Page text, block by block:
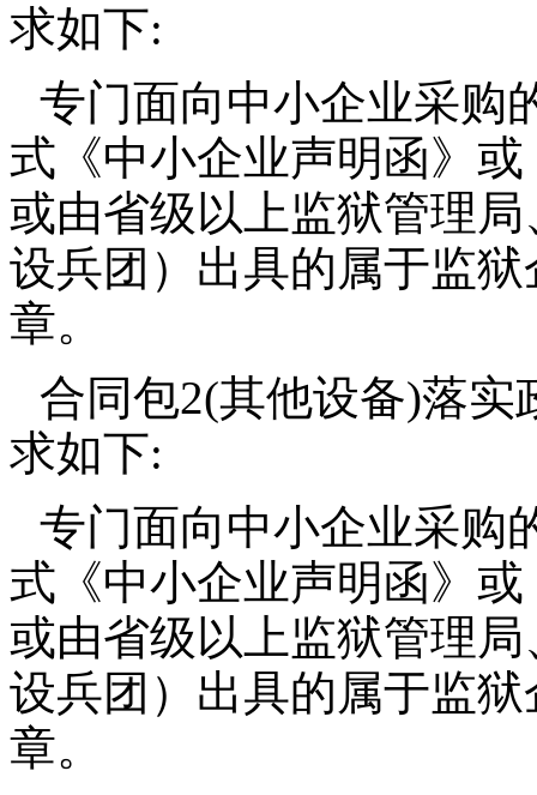
求如下:
专门面向中小企业采购
式《中小企业声明函》
或由省级以上监狱管理
设兵团）出具的属于监
章。
合同包2(其他设备)落
求如下:
专门面向中小企业采购
式《中小企业声明函》
或由省级以上监狱管理
设兵团）出具的属于监
章。